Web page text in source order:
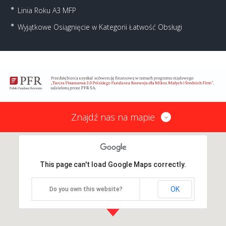
Linia Roku A3 MFP
Wyjątkowe Osiągnięcie w Kategorii Łatwość Obsługi
Znajdź nas na mapie
This page can't load Google Maps correctly.
Do you own this website? OK